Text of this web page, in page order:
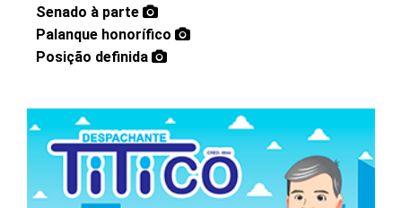
Senado à parte
Palanque honorífico
Posição definida